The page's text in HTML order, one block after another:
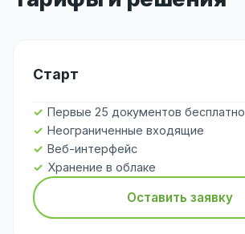
Старт
Первые 25 документов бесплатно
Неограниченные входящие
Веб-интерфейс
Хранение в облаке
Оставить заявку